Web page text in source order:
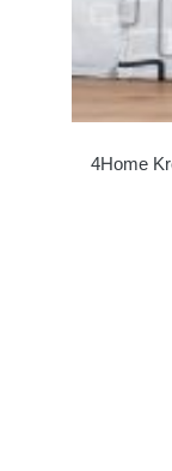
4Home